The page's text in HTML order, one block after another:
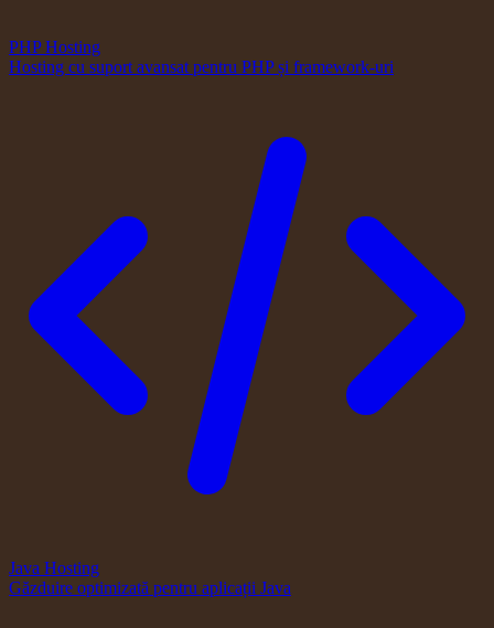
PHP Hosting
Hosting cu suport avansat pentru PHP și framework-uri
Java Hosting
Găzduire optimizată pentru aplicații Java